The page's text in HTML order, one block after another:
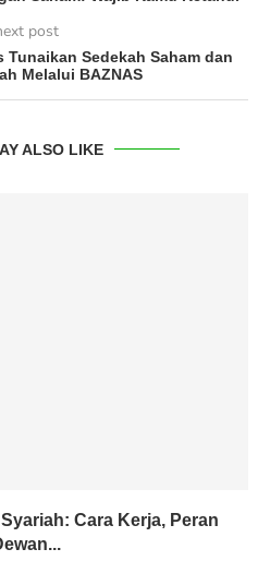
post
Tunaikan Sedekah Saham dan
Melalui BAZNAS
ALSO LIKE
Cara Kerja, Peran